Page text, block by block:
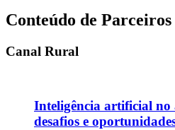
Conteúdo de Parceiros
Canal Rural
Inteligência artificial no
desafios e